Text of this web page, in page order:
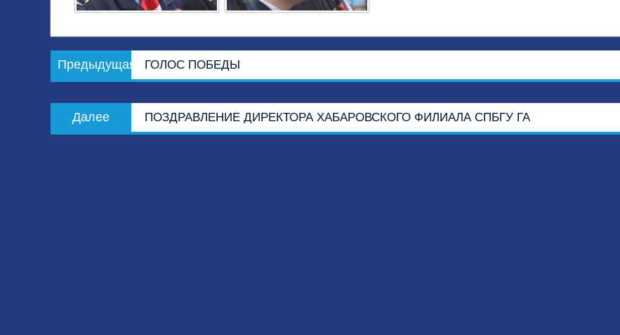
Навигация
по
Предыдущая
запись:
ГОЛОС ПОБЕДЫ
Далее
запись:
ПОЗДРАВЛЕНИЕ ДИРЕКТОРА ХАБАРОВСКОГО ФИЛИАЛА СПБГУ ГА